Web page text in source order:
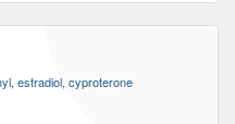
estradiol, cyproterone